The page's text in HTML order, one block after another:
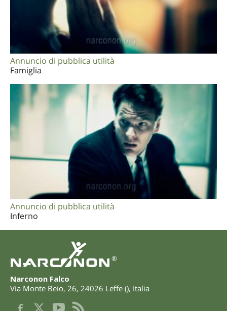
Annuncio di pubblica utilità
Famiglia
Annuncio di pubblica utilità
Inferno
®
Narconon Falco
Via Monte Beio, 26, 24026 Leffe (), Italia